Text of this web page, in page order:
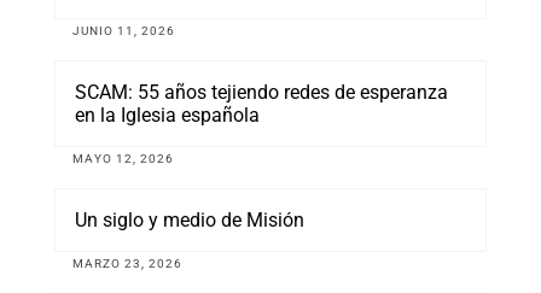
JUNIO 11, 2026
SCAM: 55 años tejiendo redes de esperanza
en la Iglesia española
MAYO 12, 2026
Un siglo y medio de Misión
MARZO 23, 2026